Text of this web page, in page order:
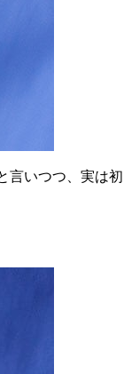
言いつつ、実は初